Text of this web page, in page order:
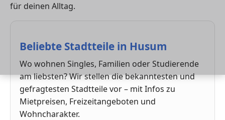
für deinen Alltag.
Beliebte Stadtteile in Husum
Wo wohnen Singles, Familien oder Studierende
am liebsten? Wir stellen die bekanntesten und
gefragtesten Stadtteile vor – mit Infos zu
Mietpreisen, Freizeitangeboten und
Wohncharakter.